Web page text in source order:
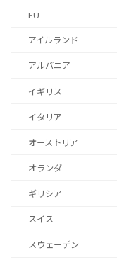
EU
アイルランド
アルバニア
イギリス
イタリア
オーストリア
オランダ
ギリシア
スイス
スウェーデン